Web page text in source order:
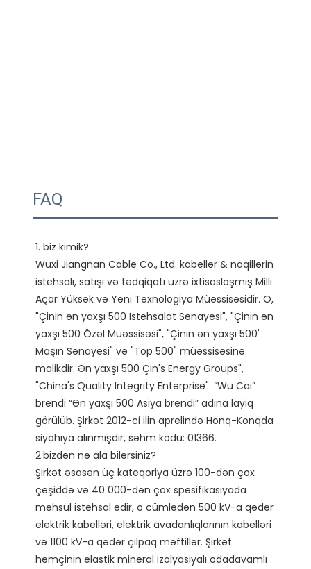
FAQ
1. biz kimik?
Wuxi Jiangnan Cable Co., Ltd. kabellər & naqillərin
istehsalı, satışı və tədqiqatı üzrə ixtisaslaşmış Milli
Açar Yüksək və Yeni Texnologiya Müəssisəsidir. O,
"Çinin ən yaxşı 500 İstehsalat Sənayesi", "Çinin ən
yaxşı 500 Özəl Müəssisəsi", "Çinin ən yaxşı 500'
Maşın Sənayesi" və "Top 500" müəssisəsinə
malikdir. Ən yaxşı 500 Çin's Energy Groups",
"China's Quality Integrity Enterprise". “Wu Cai”
brendi “Ən yaxşı 500 Asiya brendi” adına layiq
görülüb. Şirkət 2012-ci ilin aprelində Honq-Konqda
siyahıya alınmışdır, səhm kodu: 01366.
2.bizdən nə ala bilərsiniz?
Şirkət əsasən üç kateqoriya üzrə 100-dən çox
çeşiddə və 40 000-dən çox spesifikasiyada
məhsul istehsal edir, o cümlədən 500 kV-a qədər
elektrik kabelləri, elektrik avadanlıqlarının kabelləri
və 1100 kV-a qədər çılpaq məftillər. Şirkət
həmçinin elastik mineral izolyasiyalı odadavamlı